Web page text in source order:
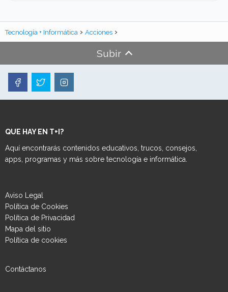
Tecnología + Informática Acciones
Subir
QUE HAY EN T+I?
Aquí encontrarás contenidos educativos, trucos, consejos,
apps, programas y más sobre tecnología e informática.
Aviso Legal
Política de Cookies
Política de Privacidad
Mapa del sitio
Política de cookies
Contáctanos